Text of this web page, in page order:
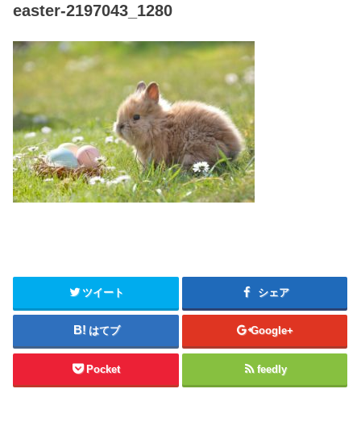
easter-2197043_1280
ツイート シェア
はてブ Google+
Pocket feedly